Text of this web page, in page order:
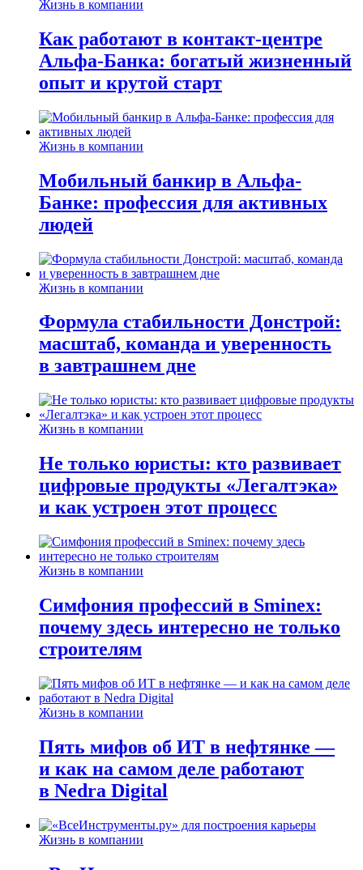
Жизнь в компании
Как работают в контакт-центре
Альфа-Банка: богатый жизненный
опыт и крутой старт
Жизнь в компании
Мобильный банкир в Альфа-
Банке: профессия для активных
людей
Жизнь в компании
Формула стабильности Донстрой:
масштаб, команда и уверенность
в завтрашнем дне
Жизнь в компании
Не только юристы: кто развивает
цифровые продукты «Легалтэка»
и как устроен этот процесс
Жизнь в компании
Симфония профессий в Sminex:
почему здесь интересно не только
строителям
Жизнь в компании
Пять мифов об ИТ в нефтянке —
и как на самом деле работают
в Nedra Digital
Жизнь в компании